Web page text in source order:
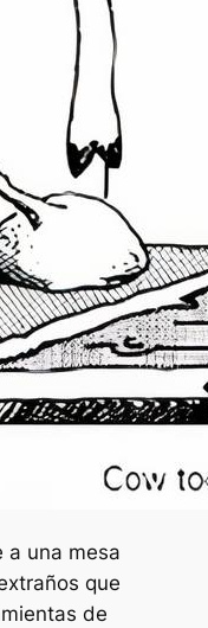
a una mesa
que
de